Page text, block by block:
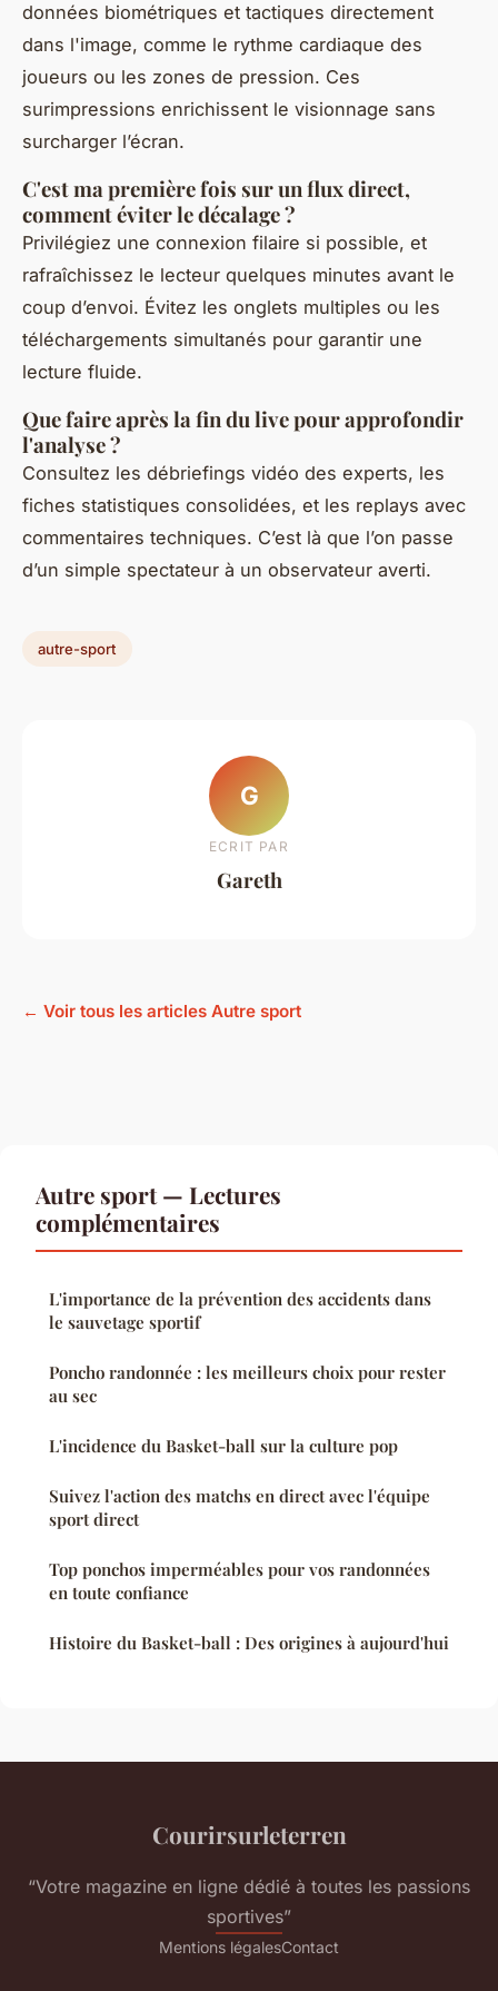
données biométriques et tactiques directement
dans l'image, comme le rythme cardiaque des
joueurs ou les zones de pression. Ces
surimpressions enrichissent le visionnage sans
surcharger l’écran.
C'est ma première fois sur un flux direct,
comment éviter le décalage ?
Privilégiez une connexion filaire si possible, et
rafraîchissez le lecteur quelques minutes avant le
coup d’envoi. Évitez les onglets multiples ou les
téléchargements simultanés pour garantir une
lecture fluide.
Que faire après la fin du live pour approfondir
l'analyse ?
Consultez les débriefings vidéo des experts, les
fiches statistiques consolidées, et les replays avec
commentaires techniques. C’est là que l’on passe
d’un simple spectateur à un observateur averti.
autre-sport
G
ECRIT PAR
Gareth
← Voir tous les articles Autre sport
Autre sport — Lectures
complémentaires
L'importance de la prévention des accidents dans
le sauvetage sportif
Poncho randonnée : les meilleurs choix pour rester
au sec
L'incidence du Basket-ball sur la culture pop
Suivez l'action des matchs en direct avec l'équipe
sport direct
Top ponchos imperméables pour vos randonnées
en toute confiance
Histoire du Basket-ball : Des origines à aujourd'hui
Courirsurleterren
“Votre magazine en ligne dédié à toutes les passions
sportives”
Mentions légalesContact